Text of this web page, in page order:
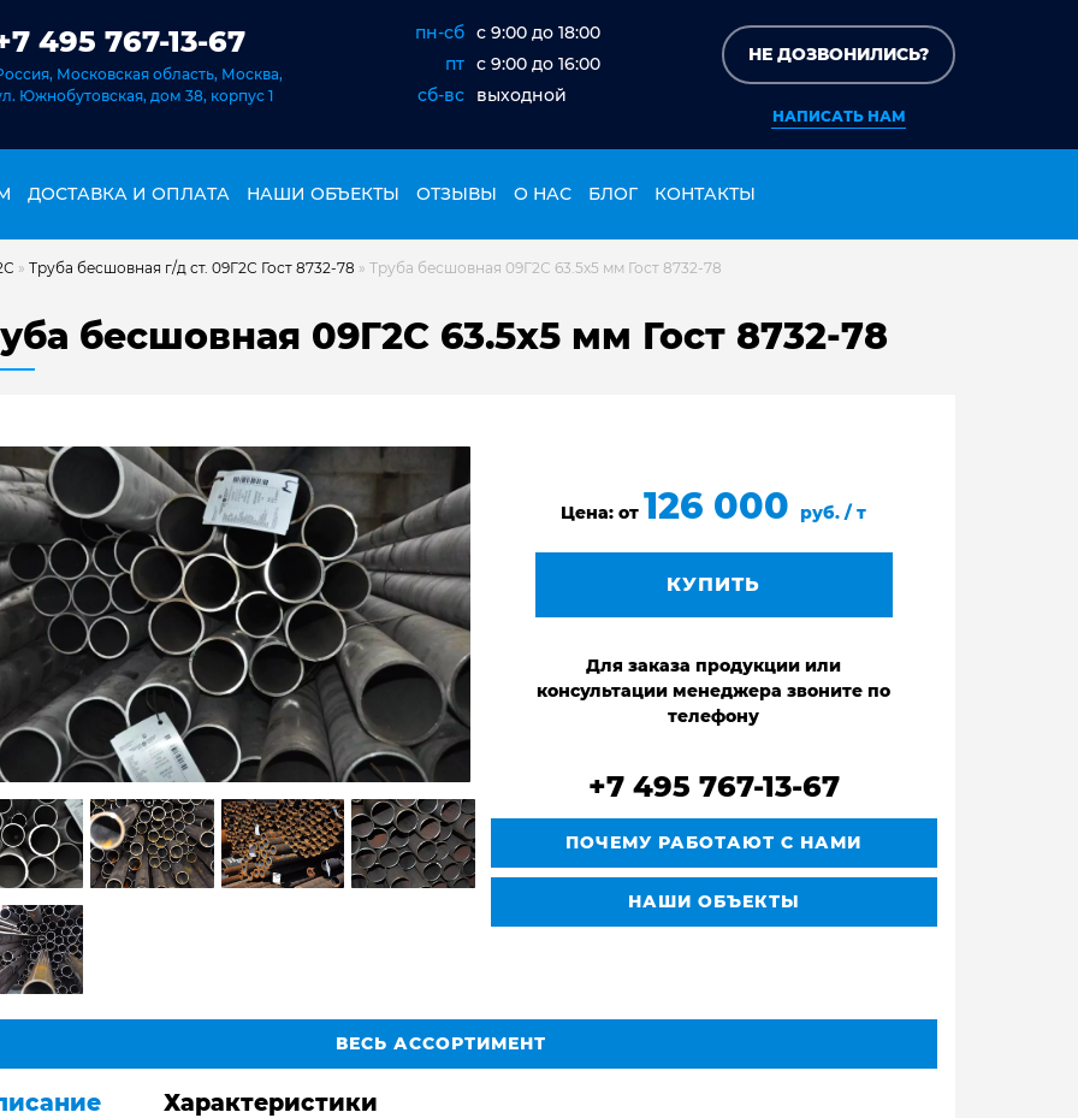
495 767-13-67
Московская область, Москва,
Южнобутовская, дом 38, корпус 1
пн-сб c 9:00 до 18:00
пт c 9:00 до 16:00
сб-вс
выходной
НЕ ДОЗВОНИЛИСЬ?
НАПИСАТЬ НАМ
ДОСТАВКА И ОПЛАТА НАШИ ОБЪЕКТЫ ОТЗЫВЫ О НАС БЛОГ КОНТАКТЫ
» Труба бесшовная г/д ст. 09Г2С Гост 8732-78 » Труба бесшовная 09Г2С 63.5х5 мм Гост 8732-78
бесшовная 09Г2С 63.5х5 мм Гост 8732-78
Цена: от 126 000руб. / т
КУПИТЬ
Для заказа продукции или
консультации менеджера звоните по
телефону
+7 495 767-13-67
ПОЧЕМУ РАБОТАЮТ С НАМИ
НАШИ ОБЪЕКТЫ
ВЕСЬ АССОРТИМЕНТ
Характеристики